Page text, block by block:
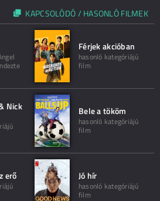
KAPCSOLÓDÓ / HASONLÓ FILMEK
Férjek akcióban
hasonló kategóriájú
film
Nick Bele a tököm
hasonló kategóriájú
film
erő Jó hír
hasonló kategóriájú
film